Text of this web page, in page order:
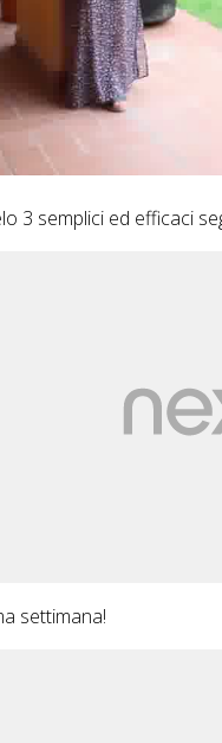
3 semplici ed efficaci
settimana!